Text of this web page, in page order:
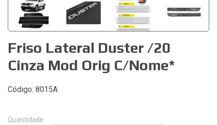
Friso Lateral Duster /20
Cinza Mod Orig C/Nome*
Código: 8015A
Quantidade